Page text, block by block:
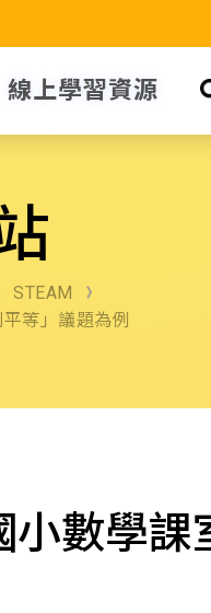
線上學習資源
STEAM
等」議題為例
小數學